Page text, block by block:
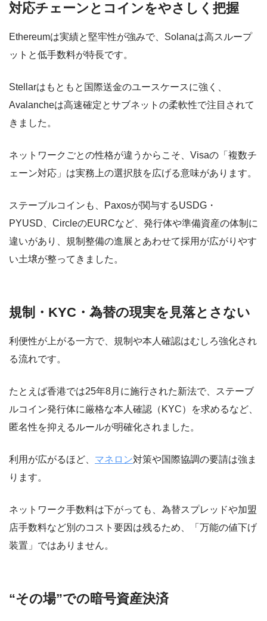
対応チェーンとコインをやさしく把握
Ethereumは実績と堅牢性が強みで、Solanaは高スループ
ットと低手数料が特長です。
Stellarはもともと国際送金のユースケースに強く、
Avalancheは高速確定とサブネットの柔軟性で注目されて
きました。
ネットワークごとの性格が違うからこそ、Visaの「複数チ
ェーン対応」は実務上の選択肢を広げる意味があります。
ステーブルコインも、Paxosが関与するUSDG・
PYUSD、CircleのEURCなど、発行体や準備資産の体制に
違いがあり、規制整備の進展とあわせて採用が広がりやす
い土壌が整ってきました。
規制・KYC・為替の現実を見落とさない
利便性が上がる一方で、規制や本人確認はむしろ強化され
る流れです。
たとえば香港では25年8月に施行された新法で、ステーブ
ルコイン発行体に厳格な本人確認（KYC）を求めるなど、
匿名性を抑えるルールが明確化されました。
利用が広がるほど、 マネロン対策や国際協調の要請は強ま
ります。
ネットワーク手数料は下がっても、為替スプレッドや加盟
店手数料など別のコスト要因は残るため、「万能の値下げ
装置」ではありません。
“その場”での暗号資産決済